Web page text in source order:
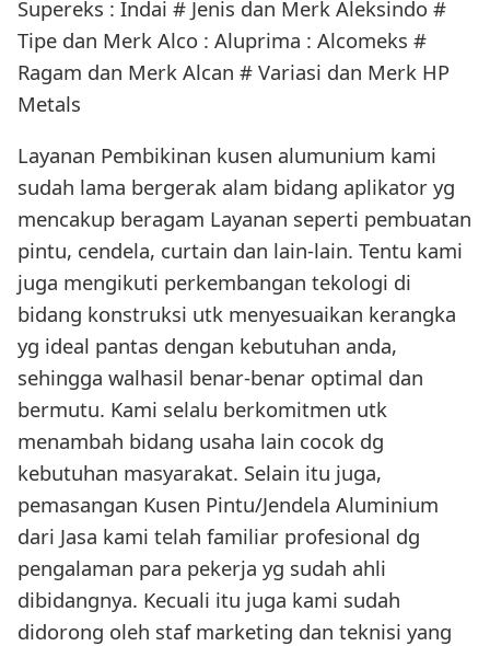
Supereks : Indai # Jenis dan Merk Aleksindo #
Tipe dan Merk Alco : Aluprima : Alcomeks #
Ragam dan Merk Alcan # Variasi dan Merk HP
Metals
Layanan Pembikinan kusen alumunium kami
sudah lama bergerak alam bidang aplikator yg
mencakup beragam Layanan seperti pembuatan
pintu, cendela, curtain dan lain-lain. Tentu kami
juga mengikuti perkembangan tekologi di
bidang konstruksi utk menyesuaikan kerangka
yg ideal pantas dengan kebutuhan anda,
sehingga walhasil benar-benar optimal dan
bermutu. Kami selalu berkomitmen utk
menambah bidang usaha lain cocok dg
kebutuhan masyarakat. Selain itu juga,
pemasangan Kusen Pintu/Jendela Aluminium
dari Jasa kami telah familiar profesional dg
pengalaman para pekerja yg sudah ahli
dibidangnya. Kecuali itu juga kami sudah
didorong oleh staf marketing dan teknisi yang